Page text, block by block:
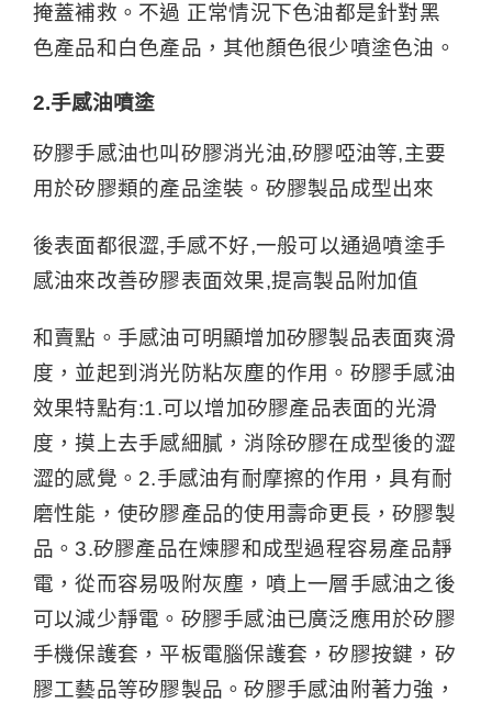
掩蓋補救。不過 正常情況下色油都是針對黑
色產品和白色產品，其他顏色很少噴塗色油。
2.手感油噴塗
矽膠手感油也叫矽膠消光油,矽膠啞油等,主要
用於矽膠類的產品塗裝。矽膠製品成型出來
後表面都很澀,手感不好,一般可以通過噴塗手
感油來改善矽膠表面效果,提高製品附加值
和賣點。手感油可明顯增加矽膠製品表面爽滑
度，並起到消光防粘灰塵的作用。矽膠手感油
效果特點有:1.可以增加矽膠產品表面的光滑
度，摸上去手感細膩，消除矽膠在成型後的澀
澀的感覺。2.手感油有耐摩擦的作用，具有耐
磨性能，使矽膠產品的使用壽命更長，矽膠製
品。3.矽膠產品在煉膠和成型過程容易產品靜
電，從而容易吸附灰塵，噴上一層手感油之後
可以減少靜電。矽膠手感油已廣泛應用於矽膠
手機保護套，平板電腦保護套，矽膠按鍵，矽
膠工藝品等矽膠製品。矽膠手感油附著力強，